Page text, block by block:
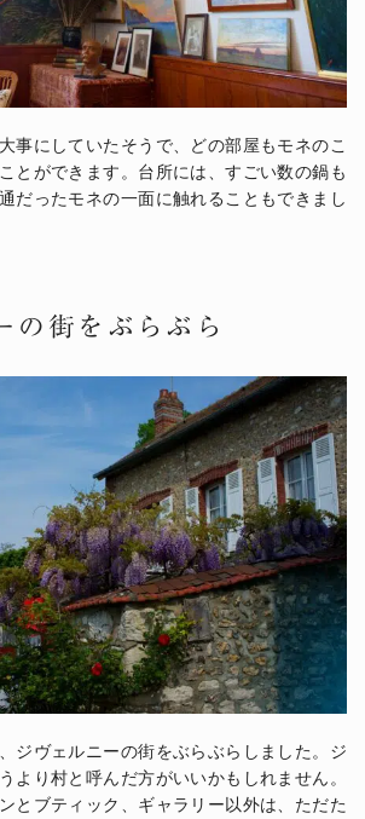
事にしていたそうで、どの部屋もモネのこ
とができます。台所には、すごい数の鍋も
だったモネの一面に触れることもできまし
の街をぶらぶら
ジヴェルニーの街をぶらぶらしました。ジ
より村と呼んだ方がいいかもしれません。
とブティック、ギャラリー以外は、ただた